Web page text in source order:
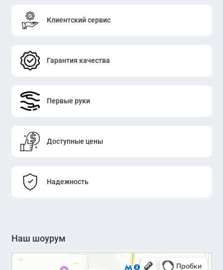
Клиентский сервис
Гарантия качества
Первые руки
Доступные цены
Надежность
Наш шоурум